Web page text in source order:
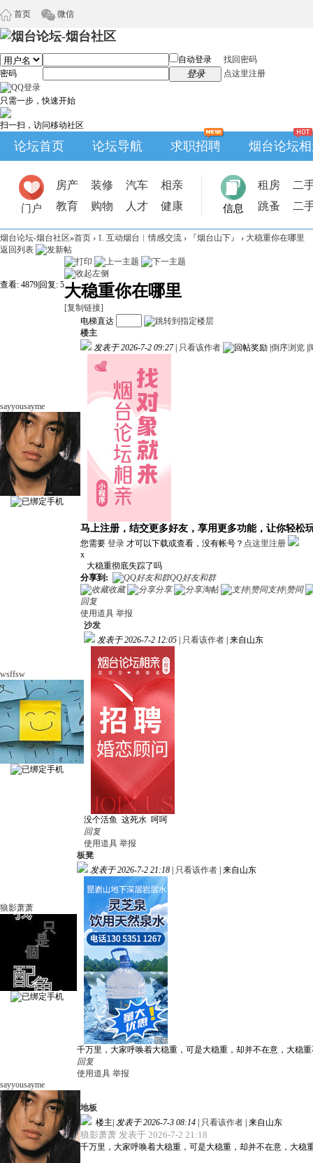
首页 微信
自动登录
找回密码
密码
登录 点这里注册
只需一步，快速开始
扫一扫，访问移动社区
论坛首页 论坛导航 求职招聘 烟台论坛
门户
房产 装修 汽车
相亲
教育
购物 人才 健康 信息
租房
二
跳蚤
二
烟台论坛-烟台社区»首页 › 1. 互动烟台︱情感交流 › 『烟台山下』 › 大稳重你在哪里
返回列表
查看: 4879 回复: 5大稳重你在哪里
[复制链接]
sayyousayme
电梯直达
楼主
发表于 2026-7-2 09:27
只看该作者 倒序浏览
马上注册，结交更多好友，享用更多功能，让你轻松
您需要 登录 才可以下载或查看，没有帐号？ 点这里注册
x
大稳重彻底失踪了吗
分享到:
QQ好友和群
收藏
分享 淘帖
支持|赞同
回复
使用道具 举报
wsffsw
沙发
发表于 2026-7-2 12:05
只看该作者 来自山东
没个活鱼 这死水 呵呵
回复
使用道具 举报
狼影萧萧
板凳
发表于 2026-7-2 21:18
只看该作者 来自山东
千万里，大家呼唤着大稳重，可是大稳重，却并不在意，大稳
回复
使用道具 举报
sayyousayme
地板
楼主 发表于 2026-7-3 08:14 只看该作者 来自山东
狼影萧萧 发表于 2026-7-2 21:18
千万里，大家呼唤着大稳重，可是大稳重，却并不在意，大稳